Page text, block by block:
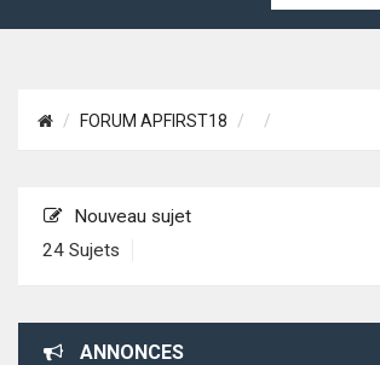
FORUM APFIRST18
Nouveau sujet
24 Sujets
ANNONCES